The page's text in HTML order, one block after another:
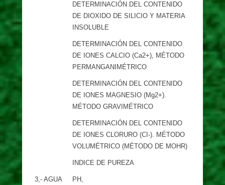
DETERMINACIÓN DEL CONTENIDO
DE DIOXIDO DE SILICIO Y MATERIA
INSOLUBLE
DETERMINACIÓN DEL CONTENIDO
DE IONES CALCIO (Ca2+), MÉTODO
PERMANGANIMÉTRICO
DETERMINACIÓN DEL CONTENIDO
DE IONES MAGNESIO (Mg2+).
MÉTODO GRAVIMÉTRICO
DETERMINACIÓN DEL CONTENIDO
DE IONES CLORURO (CI-). MÉTODO
VOLUMÉTRICO (MÉTODO DE MOHR)
INDICE DE PUREZA
3,- AGUA PH,